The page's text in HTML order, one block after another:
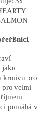
jako
krmivu pro
pro velmi
pomáhá v